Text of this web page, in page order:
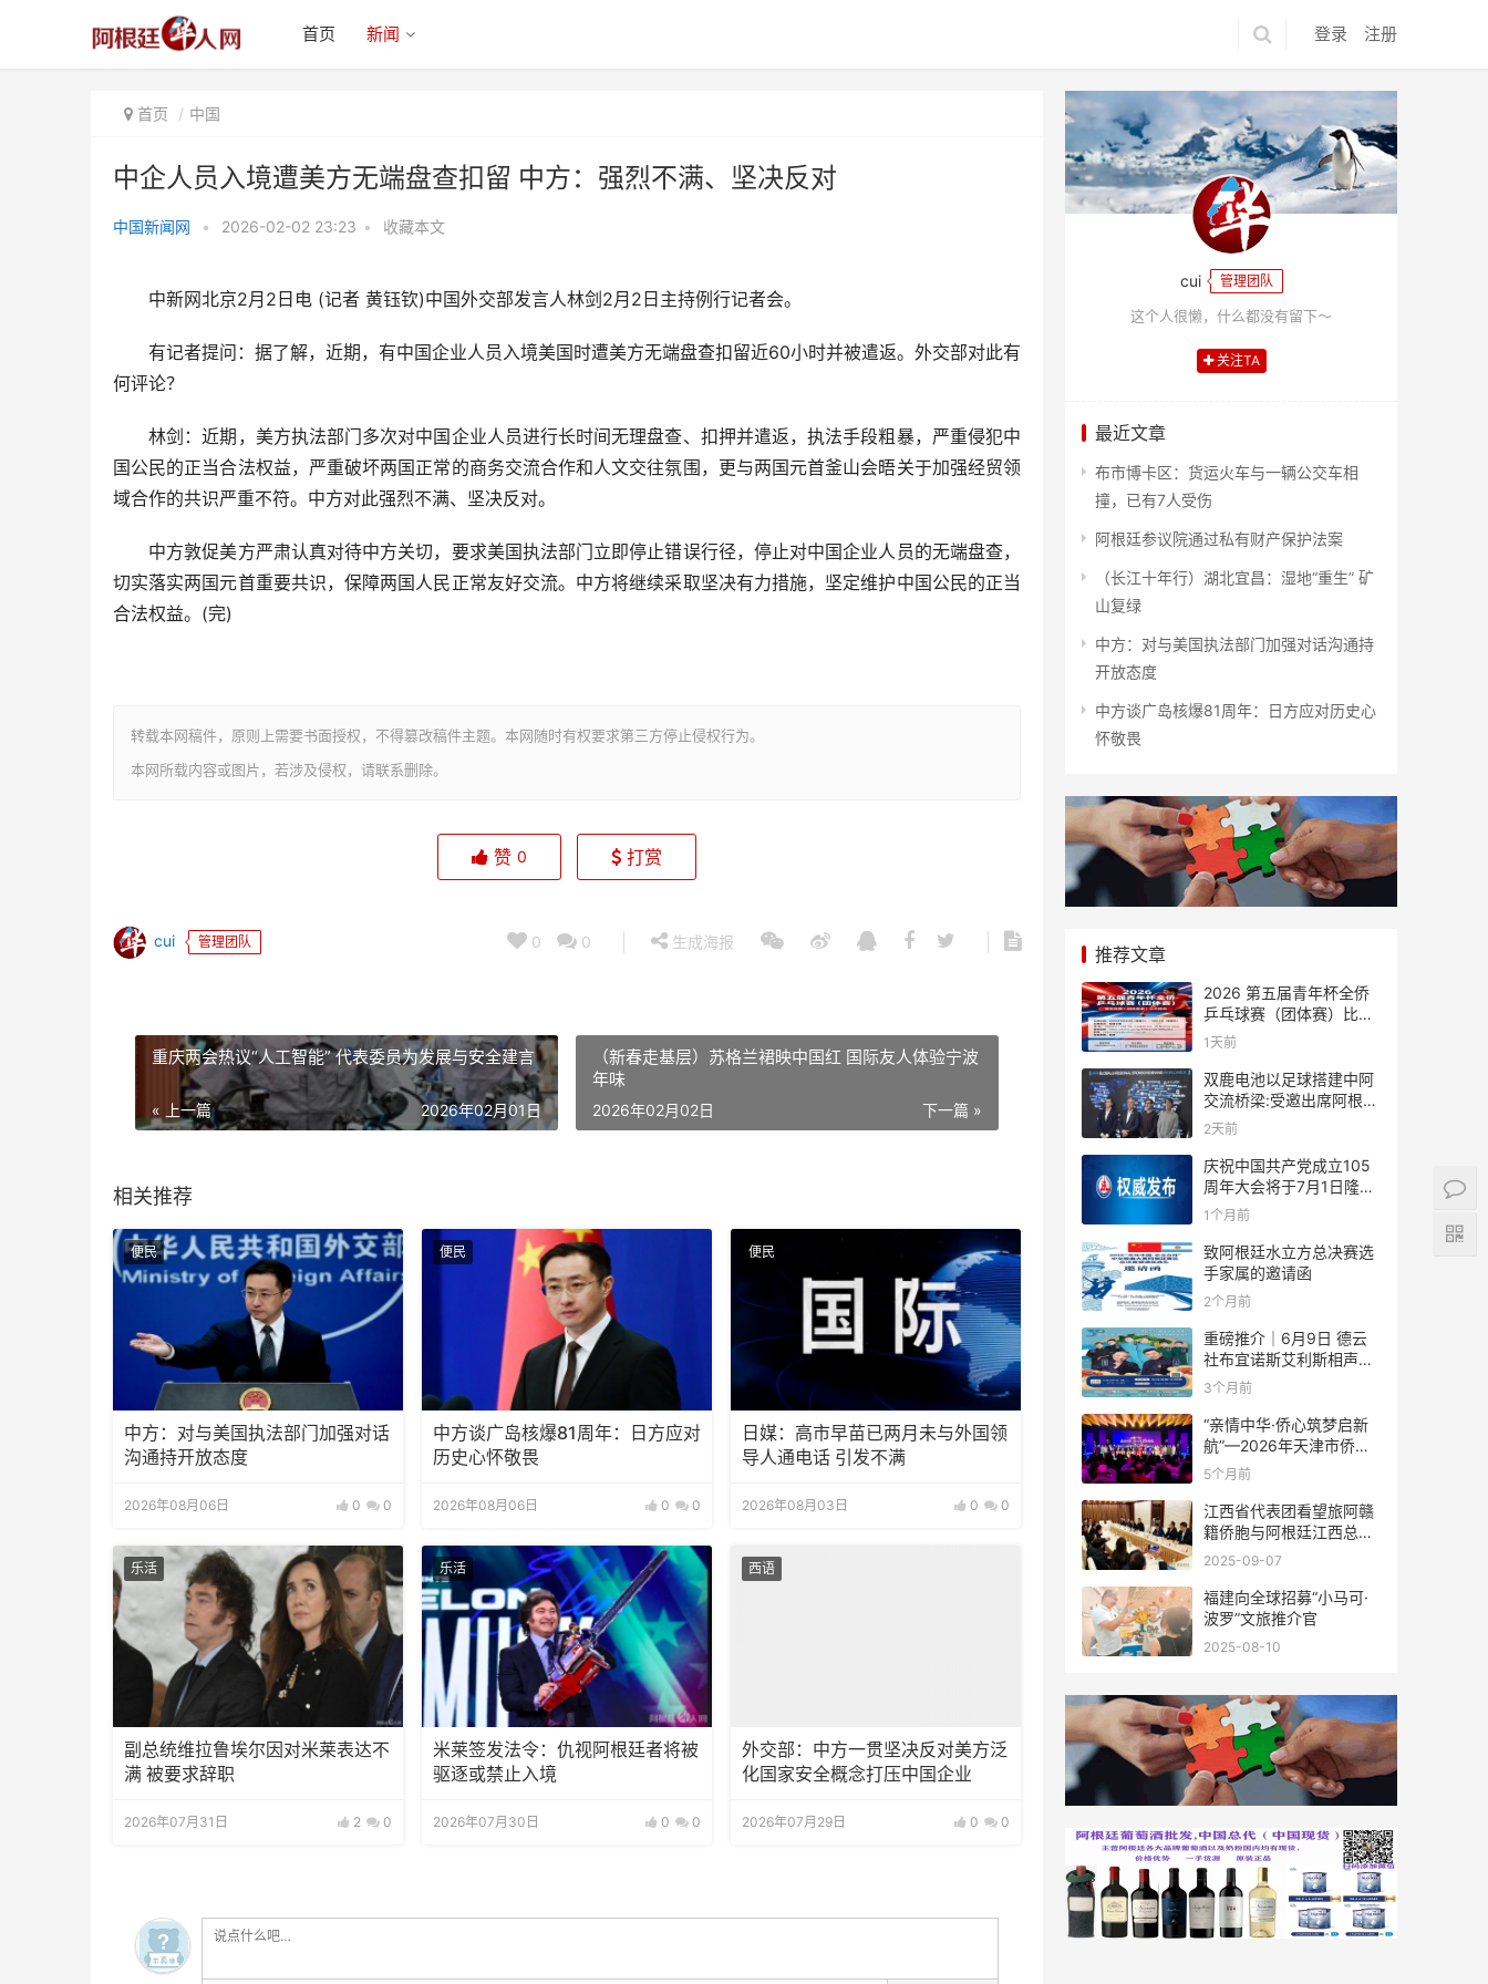
登录 注册
首页 新闻
首页 中国
中企人员入境遭美方无端盘查扣留 中方：强烈不满、坚决反对
中国新闻网 • 2026-02-02 23:23 • 收藏本文
中新网北京2月2日电 (记者 黄钰钦)中国外交部发言人林剑2月2日主持例行记者会。
有记者提问：据了解，近期，有中国企业人员入境美国时遭美方无端盘查扣留近60小时并被遣返。外交部对此有
何评论？
林剑：近期，美方执法部门多次对中国企业人员进行长时间无理盘查、扣押并遣返，执法手段粗暴，严重侵犯中
国公民的正当合法权益，严重破坏两国正常的商务交流合作和人文交往氛围，更与两国元首釜山会晤关于加强经贸领
域合作的共识严重不符。中方对此强烈不满、坚决反对。
中方敦促美方严肃认真对待中方关切，要求美国执法部门立即停止错误行径，停止对中国企业人员的无端盘查，
切实落实两国元首重要共识，保障两国人民正常友好交流。中方将继续采取坚决有力措施，坚定维护中国公民的正当
合法权益。(完)
转载本网稿件，原则上需要书面授权，不得篡改稿件主题。本网随时有权要求第三方停止侵权行为。
本网所载内容或图片，若涉及侵权，请联系删除。
中方：强烈不满、坚决
赞 0 打赏
cui 管理团队 0 0 生成海报
重庆两会热议“人工智能” 代表委员为发展与安全建言
« 上一篇 2026年02月01日
（新春走基层）苏格兰裙映中国红 国际友人体验宁波
年味
下一篇 »
2026年02月02日
相关推荐
便民
中方：对与美国执法部门加强对话
沟通持开放态度
2026年08月06日 0 0
便民
中方谈广岛核爆81周年：日方应对
历史心怀敬畏
2026年08月06日 0 0
便民
日媒：高市早苗已两月未与外国领
导人通电话 引发不满
2026年08月03日 0 0
乐活
副总统维拉鲁埃尔因对米莱表达不
满 被要求辞职
2026年07月31日 2 0
乐活
米莱签发法令：仇视阿根廷者将被
驱逐或禁止入境
2026年07月30日 0 0
西语
外交部：中方一贯坚决反对美方泛
化国家安全概念打压中国企业
2026年07月29日 0 0
cui 管理团队
这个人很懒，什么都没有留下～
关注TA
最近文章
布市博卡区：货运火车与一辆公交车相
撞，已有7人受伤
阿根廷参议院通过私有财产保护法案
（长江十年行）湖北宜昌：湿地“重生” 矿
山复绿
中方：对与美国执法部门加强对话沟通持
开放态度
中方谈广岛核爆81周年：日方应对历史心
怀敬畏
推荐文章
2026 第五届青年杯全侨
乒乓球赛（团体赛）比赛
规则
1天前
双鹿电池以足球搭建中阿
交流桥梁:受邀出席阿根廷
足协赞助商招待会！
2天前
庆祝中国共产党成立105
周年大会将于7月1日隆重
举行
1个月前
致阿根廷水立方总决赛选
手家属的邀请函
2个月前
重磅推介｜6月9日 德云
社布宜诺斯艾利斯相声专
场！国风曲艺邂逅南美风
结！
3个月前
“亲情中华·侨心筑梦启新
航”—2026年天津市侨界
新春联谊活动成功举办
5个月前
江西省代表团看望旅阿赣
籍侨胞与阿根廷江西总商
会座谈
2025-09-07
福建向全球招募“小马可·
波罗”文旅推介官
2025-08-10